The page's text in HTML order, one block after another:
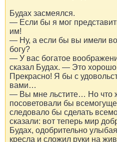
Будах засмеялся.
— Если бы я мог
им!
— Ну, а если бы вы имели
богу?
— У вас богатое
сказал Будах. — Это
Прекрасно! Я бы с
вами…
— Вы мне льстите… Но что
посоветовали бы
следовало бы сделать
сказали: вот теперь мир
Будах, одобрительно
кресла и сложил руки на